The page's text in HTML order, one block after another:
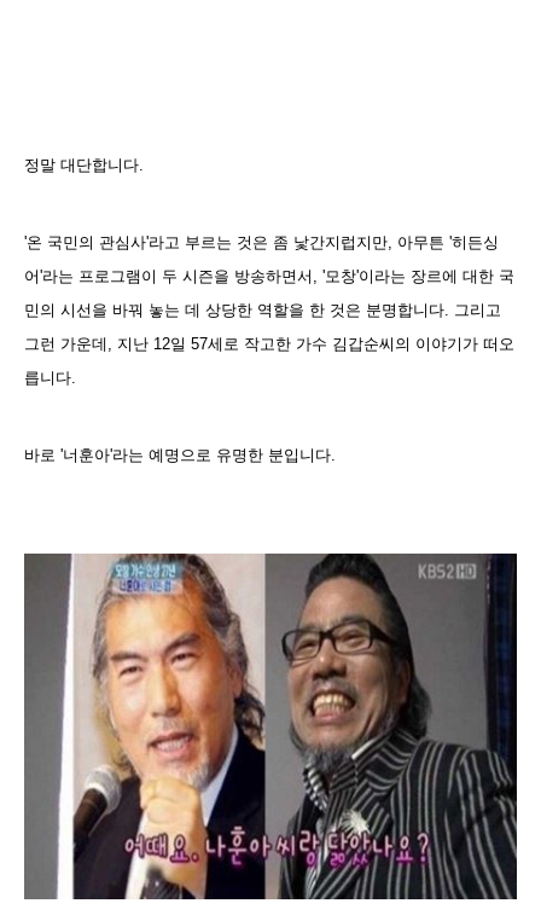
정말 대단합니다.
'온 국민의 관심사'라고 부르는 것은 좀 낯간지럽지만, 아무튼 '히든싱
어'라는 프로그램이 두 시즌을 방송하면서, '모창'이라는 장르에 대한 국
민의 시선을 바꿔 놓는 데 상당한 역할을 한 것은 분명합니다. 그리고
그런 가운데, 지난 12일 57세로 작고한 가수 김갑순씨의 이야기가 떠오
릅니다.
바로 '너훈아'라는 예명으로 유명한 분입니다.